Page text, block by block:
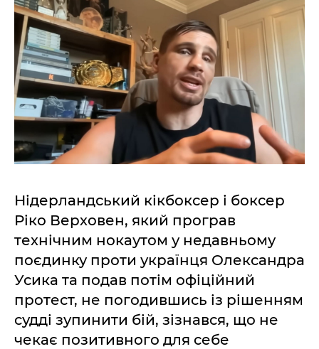
Нідерландський кікбоксер і боксер
Ріко Верховен, який програв
технічним нокаутом у недавньому
поєдинку проти українця Олександра
Усика та подав потім офіційний
протест, не погодившись із рішенням
судді зупинити бій, зізнався, що не
чекає позитивного для себе